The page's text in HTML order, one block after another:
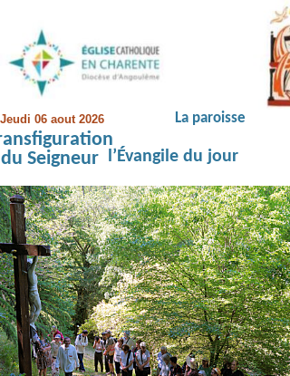
Jeudi 06 aout 2026
du Seigneur
La paroisse
l’Évangile du jour